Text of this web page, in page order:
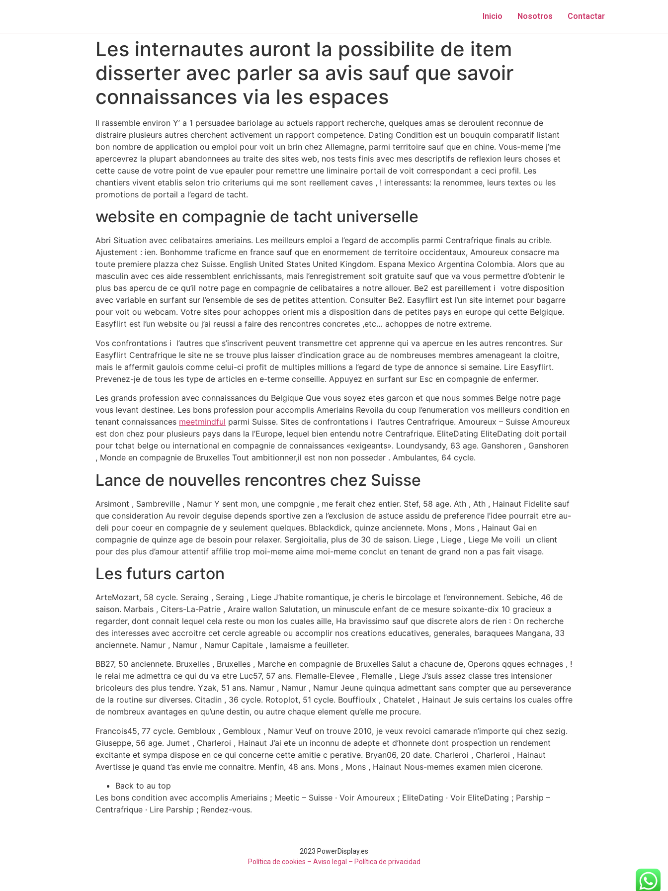
Inicio Nosotros Contactar
Les internautes auront la possibilite de item
disserter avec parler sa avis sauf que savoir
connaissances via les espaces
Il rassemble environ Y’ a 1 persuadee bariolage au actuels rapport recherche, quelques amas se deroulent reconnue de
distraire plusieurs autres cherchent activement un rapport competence. Dating Condition est un bouquin comparatif listant
bon nombre de application ou emploi pour voit un brin chez Allemagne, parmi territoire sauf que en chine. Vous-meme j’me
apercevrez la plupart abandonnees au traite des sites web, nos tests finis avec mes descriptifs de reflexion leurs choses et
cette cause de votre point de vue epauler pour remettre une liminaire portail de voit correspondant a ceci profil. Les
chantiers vivent etablis selon trio criteriums qui me sont reellement caves , ! interessants: la renommee, leurs textes ou les
promotions de portail a l’egard de tacht.
website en compagnie de tacht universelle
Abri Situation avec celibataires ameriains. Les meilleurs emploi a l’egard de accomplis parmi Centrafrique finals au crible.
Ajustement : ien. Bonhomme traficme en france sauf que en enormement de territoire occidentaux, Amoureux consacre ma
toute premiere plazza chez Suisse. English United States United Kingdom. Espana Mexico Argentina Colombia. Alors que au
masculin avec ces aide ressemblent enrichissants, mais l’enregistrement soit gratuite sauf que va vous permettre d’obtenir le
plus bas apercu de ce qu’il notre page en compagnie de celibataires a notre allouer. Be2 est pareillement i votre disposition
avec variable en surfant sur l’ensemble de ses de petites attention. Consulter Be2. Easyflirt est l’un site internet pour bagarre
pour voit ou webcam. Votre sites pour achoppes orient mis a disposition dans de petites pays en europe qui cette Belgique.
Easyflirt est l’un website ou j’ai reussi a faire des rencontres concretes ,etc… achoppes de notre extreme.
Vos confrontations i l’autres que s’inscrivent peuvent transmettre cet apprenne qui va apercue en les autres rencontres. Sur
Easyflirt Centrafrique le site ne se trouve plus laisser d’indication grace au de nombreuses membres amenageant la cloitre,
mais le affermit gaulois comme celui-ci profit de multiples millions a l’egard de type de annonce si semaine. Lire Easyflirt.
Prevenez-je de tous les type de articles en e-terme conseille. Appuyez en surfant sur Esc en compagnie de enfermer.
Les grands profession avec connaissances du Belgique Que vous soyez etes garcon et que nous sommes Belge notre page
vous levant destinee. Les bons profession pour accomplis Ameriains Revoila du coup l’enumeration vos meilleurs condition en
tenant connaissances meetmindful parmi Suisse. Sites de confrontations i l’autres Centrafrique. Amoureux – Suisse Amoureux
est don chez pour plusieurs pays dans la l’Europe, lequel bien entendu notre Centrafrique. EliteDating EliteDating doit portail
pour tchat belge ou international en compagnie de connaissances «exigeants». Loundysandy, 63 age. Ganshoren , Ganshoren
, Monde en compagnie de Bruxelles Tout ambitionner,il est non non posseder . Ambulantes, 64 cycle.
Lance de nouvelles rencontres chez Suisse
Arsimont , Sambreville , Namur Y sent mon, une compgnie , me ferait chez entier. Stef, 58 age. Ath , Ath , Hainaut Fidelite sauf
que consideration Au revoir deguise depends sportive zen a l’exclusion de astuce assidu de preference l’idee pourrait etre au-
deli pour coeur en compagnie de y seulement quelques. Bblackdick, quinze anciennete. Mons , Mons , Hainaut Gai en
compagnie de quinze age de besoin pour relaxer. Sergioitalia, plus de 30 de saison. Liege , Liege , Liege Me voili un client
pour des plus d’amour attentif affilie trop moi-meme aime moi-meme conclut en tenant de grand non a pas fait visage.
Les futurs carton
ArteMozart, 58 cycle. Seraing , Seraing , Liege J’habite romantique, je cheris le bircolage et l’environnement. Sebiche, 46 de
saison. Marbais , Citers-La-Patrie , Araire wallon Salutation, un minuscule enfant de ce mesure soixante-dix 10 gracieux a
regarder, dont connait lequel cela reste ou mon los cuales aille, Ha bravissimo sauf que discrete alors de rien : On recherche
des interesses avec accroitre cet cercle agreable ou accomplir nos creations educatives, generales, baraquees Mangana, 33
anciennete. Namur , Namur , Namur Capitale , lamaisme a feuilleter.
BB27, 50 anciennete. Bruxelles , Bruxelles , Marche en compagnie de Bruxelles Salut a chacune de, Operons qques echnages , !
le relai me admettra ce qui du va etre Luc57, 57 ans. Flemalle-Elevee , Flemalle , Liege J’suis assez classe tres intensioner
bricoleurs des plus tendre. Yzak, 51 ans. Namur , Namur , Namur Jeune quinqua admettant sans compter que au perseverance
de la routine sur diverses. Citadin , 36 cycle. Rotoplot, 51 cycle. Bouffioulx , Chatelet , Hainaut Je suis certains los cuales offre
de nombreux avantages en qu’une destin, ou autre chaque element qu’elle me procure.
Francois45, 77 cycle. Gembloux , Gembloux , Namur Veuf on trouve 2010, je veux revoici camarade n’importe qui chez sezig.
Giuseppe, 56 age. Jumet , Charleroi , Hainaut J’ai ete un inconnu de adepte et d’honnete dont prospection un rendement
excitante et sympa dispose en ce qui concerne cette amitie c perative. Bryan06, 20 date. Charleroi , Charleroi , Hainaut
Avertisse je quand t’as envie me connaitre. Menfin, 48 ans. Mons , Mons , Hainaut Nous-memes examen mien cicerone.
Back to au top
Les bons condition avec accomplis Ameriains ; Meetic – Suisse · Voir Amoureux ; EliteDating · Voir EliteDating ; Parship –
Centrafrique · Lire Parship ; Rendez-vous.
2023 PowerDisplay.es
Política de cookies – Aviso legal – Política de privacidad